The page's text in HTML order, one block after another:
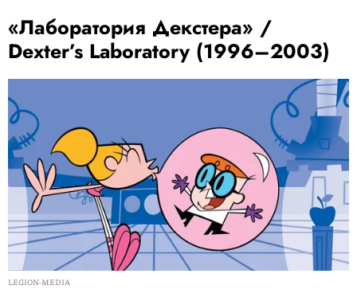
«Лаборатория Декстера» /
Dexter’s Laboratory (1996–2003)
LEGION-MEDIA